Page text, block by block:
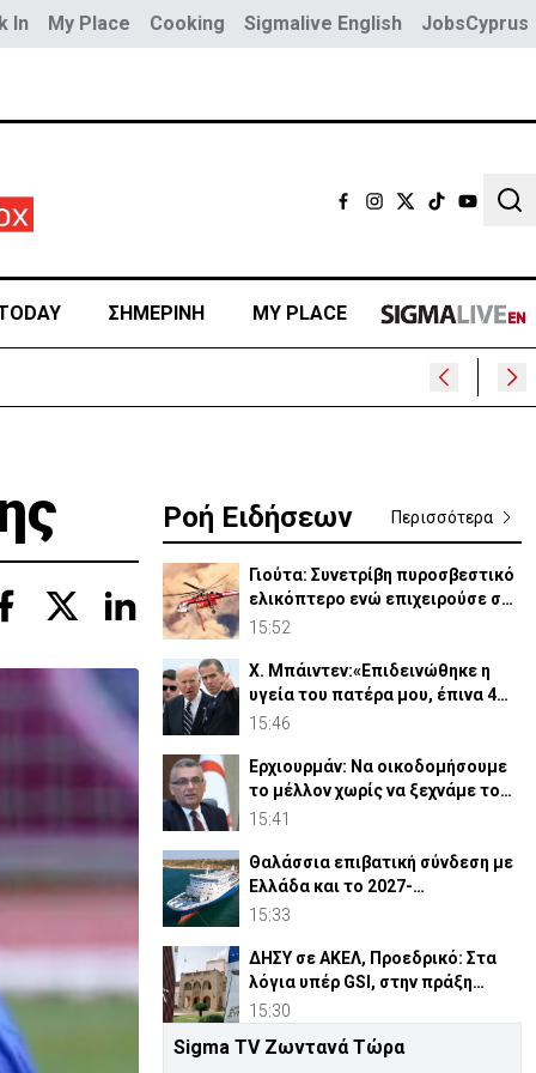
In My Place Cooking Sigmalive English JobsCyprus
ΣΗΜΕΡΙΝΗ MY PLACE
Ροή Ειδήσεων Περισσότερα
Γιούτα: Συνετρίβη πυροσβεστικό
ελικόπτερο ενώ επιχειρούσε σε
δασική πυρκαγιά
15:52
Χ. Μπάιντεν:«Επιδεινώθηκε η
υγεία του πατέρα μου, έπινα 4
λίτρα βότκα τη μέρα»
15:46
Ερχιουρμάν: Να οικοδομήσουμε
το μέλλον χωρίς να ξεχνάμε το
παρελθόν
15:41
Θαλάσσια επιβατική σύνδεση με
Ελλάδα και το 2027-
Αποφασίζουν αν θα συνεχίσει
15:33
ΔΗΣΥ σε ΑΚΕΛ, Προεδρικό: Στα
λόγια υπέρ GSI, στην πράξη
γεμάτοι «αστερίσκους»
15:30
Ιράν-Ομάν: Κοντά σε συμφωνία
Sigma TV Ζωντανά Τώρα